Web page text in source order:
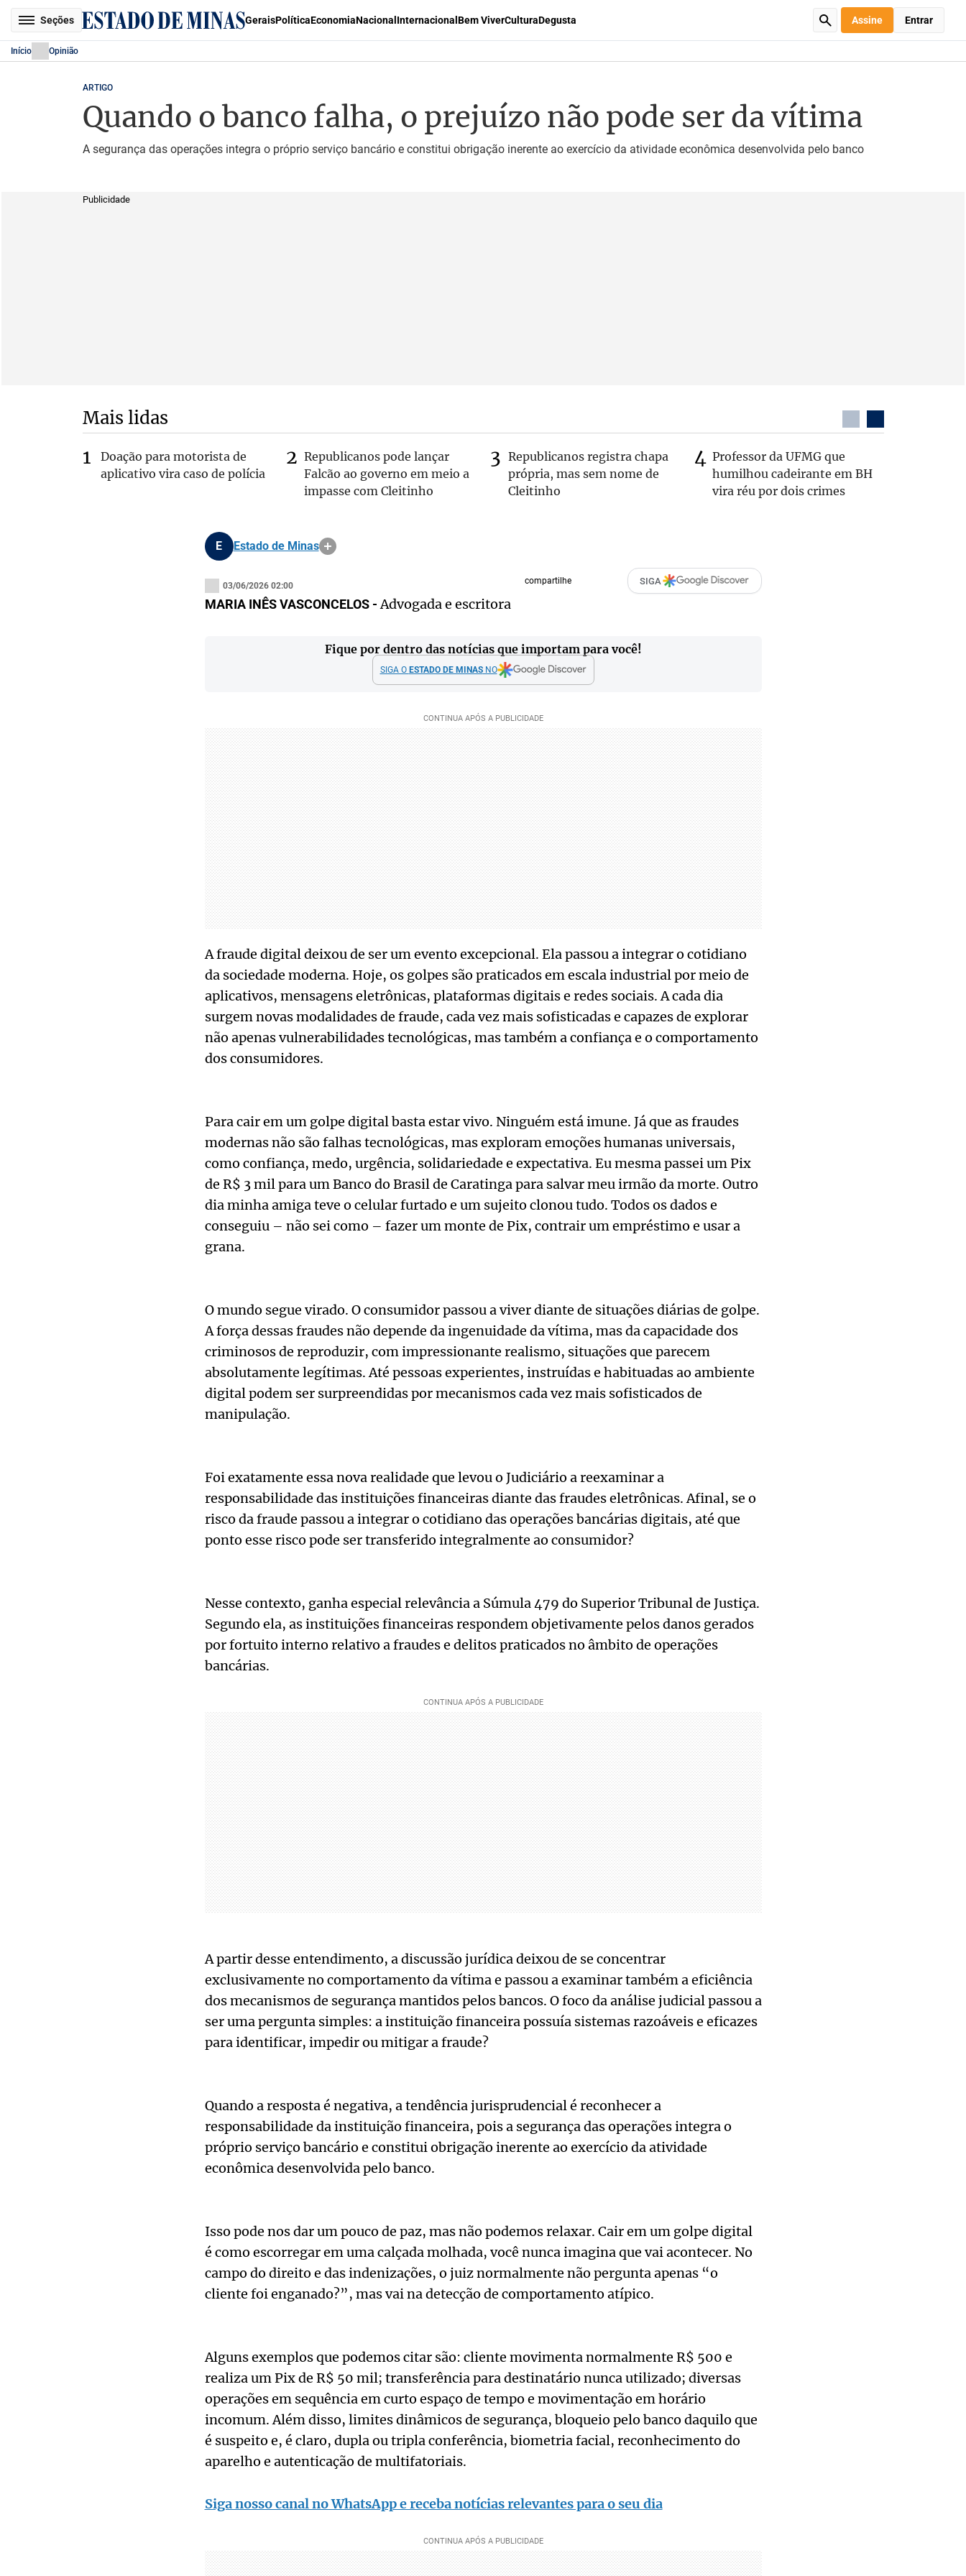
Seções GeraisPolíticaEconomiaNacional Internacional Bem ViverCulturaDegusta Assine Entrar
Início Opinião
ARTIGO
Quando o banco falha, o prejuízo não pode ser da vítima
A segurança das operações integra o próprio serviço bancário e constitui obrigação inerente ao exercício da atividade econômica desenvolvida pelo banco
Publicidade
Mais lidas
Doação para motorista de
aplicativo vira caso de polícia
Republicanos pode lançar
Falcão ao governo em meio a
impasse com Cleitinho
Republicanos registra chapa
própria, mas sem nome de
Cleitinho
Professor da UFMG que
humilhou cadeirante em BH
vira réu por dois crimes
E Estado de Minas
03/06/2026 02:00 compartilhe SIGA
MARIA INÊS VASCONCELOS - Advogada e escritora
Fique por dentro das notícias que importam para você!
SIGA O ESTADO DE MINASNO
A fraude digital deixou de ser um evento excepcional. Ela passou a integrar o cotidiano
da sociedade moderna. Hoje, os golpes são praticados em escala industrial por meio de
aplicativos, mensagens eletrônicas, plataformas digitais e redes sociais. A cada dia
surgem novas modalidades de fraude, cada vez mais sofisticadas e capazes de explorar
não apenas vulnerabilidades tecnológicas, mas também a confiança e o comportamento
dos consumidores.
Para cair em um golpe digital basta estar vivo. Ninguém está imune. Já que as fraudes
modernas não são falhas tecnológicas, mas exploram emoções humanas universais,
como confiança, medo, urgência, solidariedade e expectativa. Eu mesma passei um Pix
de R$ 3 mil para um Banco do Brasil de Caratinga para salvar meu irmão da morte. Outro
dia minha amiga teve o celular furtado e um sujeito clonou tudo. Todos os dados e
conseguiu – não sei como – fazer um monte de Pix, contrair um empréstimo e usar a
grana.
O mundo segue virado. O consumidor passou a viver diante de situações diárias de golpe.
A força dessas fraudes não depende da ingenuidade da vítima, mas da capacidade dos
criminosos de reproduzir, com impressionante realismo, situações que parecem
absolutamente legítimas. Até pessoas experientes, instruídas e habituadas ao ambiente
digital podem ser surpreendidas por mecanismos cada vez mais sofisticados de
manipulação.
Foi exatamente essa nova realidade que levou o Judiciário a reexaminar a
responsabilidade das instituições financeiras diante das fraudes eletrônicas. Afinal, se o
risco da fraude passou a integrar o cotidiano das operações bancárias digitais, até que
ponto esse risco pode ser transferido integralmente ao consumidor?
Nesse contexto, ganha especial relevância a Súmula 479 do Superior Tribunal de Justiça.
Segundo ela, as instituições financeiras respondem objetivamente pelos danos gerados
por fortuito interno relativo a fraudes e delitos praticados no âmbito de operações
bancárias.
A partir desse entendimento, a discussão jurídica deixou de se concentrar
exclusivamente no comportamento da vítima e passou a examinar também a eficiência
dos mecanismos de segurança mantidos pelos bancos. O foco da análise judicial passou a
ser uma pergunta simples: a instituição financeira possuía sistemas razoáveis e eficazes
para identificar, impedir ou mitigar a fraude?
Quando a resposta é negativa, a tendência jurisprudencial é reconhecer a
responsabilidade da instituição financeira, pois a segurança das operações integra o
próprio serviço bancário e constitui obrigação inerente ao exercício da atividade
econômica desenvolvida pelo banco.
Isso pode nos dar um pouco de paz, mas não podemos relaxar. Cair em um golpe digital
é como escorregar em uma calçada molhada, você nunca imagina que vai acontecer. No
campo do direito e das indenizações, o juiz normalmente não pergunta apenas “o
cliente foi enganado?”, mas vai na detecção de comportamento atípico.
Alguns exemplos que podemos citar são: cliente movimenta normalmente R$ 500 e
realiza um Pix de R$ 50 mil; transferência para destinatário nunca utilizado; diversas
operações em sequência em curto espaço de tempo e movimentação em horário
incomum. Além disso, limites dinâmicos de segurança, bloqueio pelo banco daquilo que
é suspeito e, é claro, dupla ou tripla conferência, biometria facial, reconhecimento do
aparelho e autenticação de multifatoriais.
Siga nosso canal no WhatsApp e receba notícias relevantes para o seu dia